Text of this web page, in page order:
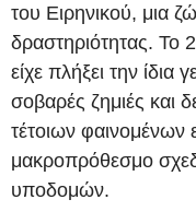
του Ειρηνικού, μια
δραστηριότητας. Το
είχε πλήξει την
σοβαρές ζημιές και
τέτοιων φαινομένων
μακροπρόθεσμο
υποδομών.